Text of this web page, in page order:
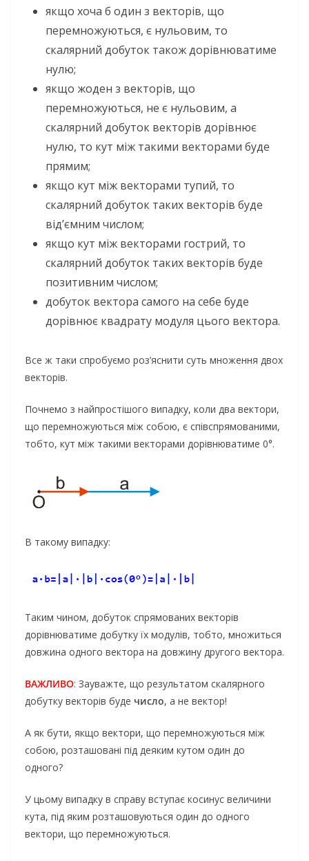
якщо хоча б один з векторів, що
перемножуються, є нульовим, то
скалярний добуток також дорівнюватиме
нулю;
якщо жоден з векторів, що
перемножуються, не є нульовим, а
скалярний добуток векторів дорівнює
нулю, то кут між такими векторами буде
прямим;
якщо кут між векторами тупий, то
скалярний добуток таких векторів буде
від’ємним числом;
якщо кут між векторами гострий, то
скалярний добуток таких векторів буде
позитивним числом;
добуток вектора самого на себе буде
дорівнює квадрату модуля цього вектора.
Все ж таки спробуємо роз’яснити суть множення двох
векторів.
Почнемо з найпростішого випадку, коли два вектори,
що перемножуються між собою, є співспрямованими,
тобто, кут між такими векторами дорівнюватиме 0°.
В такому випадку:
Таким чином, добуток спрямованих векторів
дорівнюватиме добутку їх модулів, тобто, множиться
довжина одного вектора на довжину другого вектора.
ВАЖЛИВО: Зауважте, що результатом скалярного
добутку векторів буде число, а не вектор!
А як бути, якщо вектори, що перемножуються між
собою, розташовані під деяким кутом один до
одного?
У цьому випадку в справу вступає косинус величини
кута, під яким розташовуються один до одного
вектори, що перемножуються.